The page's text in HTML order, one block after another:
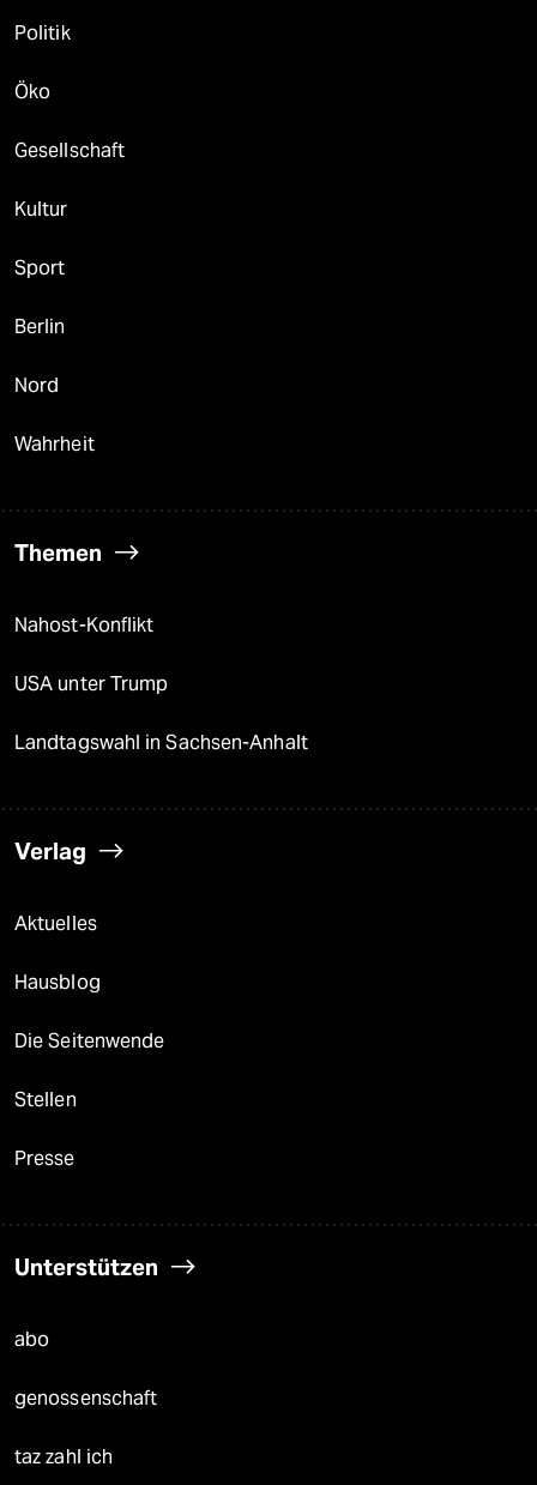
Politik
Öko
Gesellschaft
Kultur
Sport
Berlin
Nord
Wahrheit
Themen
Nahost-Konflikt
USA unter Trump
Landtagswahl in Sachsen-Anhalt
Verlag
Aktuelles
Hausblog
Die Seitenwende
Stellen
Presse
Unterstützen
abo
genossenschaft
taz zahl ich